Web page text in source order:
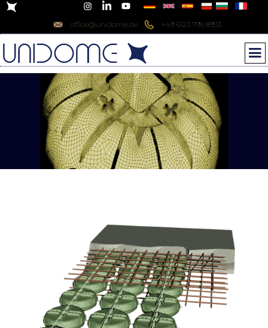
office@unidome.de +49 6123 795 8933